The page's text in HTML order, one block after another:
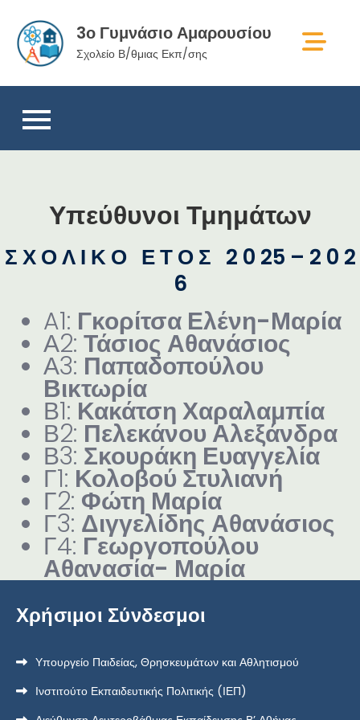
content
3ο Γυμνάσιο Αμαρουσίου
Σχολείο Β/θμιας Εκπ/σης
Υπεύθυνοι Τμημάτων
Σ Χ Ο Λ Ι Κ Ο Ε Τ Ο Σ 2 0 25 – 2 0 2
6
A1: Γκορίτσα Ελένη-Μαρία
Α2: Τάσιος Αθανάσιος
Α3: Παπαδοπούλου
Βικτωρία
Β1: Κακάτση Χαραλαμπία
Β2: Πελεκάνου Αλεξάνδρα
Β3: Σκουράκη Ευαγγελία
Γ1: Κολοβού Στυλιανή
Γ2: Φώτη Μαρία
Γ3: Διγγελίδης Αθανάσιος
Γ4: Γεωργοπούλου
Αθανασία- Μαρία
Χρήσιμοι Σύνδεσμοι
Υπουργείο Παιδείας, Θρησκευμάτων και Αθλητισμού
Ινστιτούτο Εκπαιδευτικής Πολιτικής (ΙΕΠ)